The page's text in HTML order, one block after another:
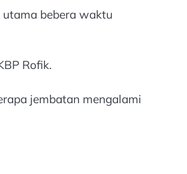
bebera waktu
Rofik.
jembatan mengalami